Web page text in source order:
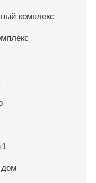
комплекс
дом